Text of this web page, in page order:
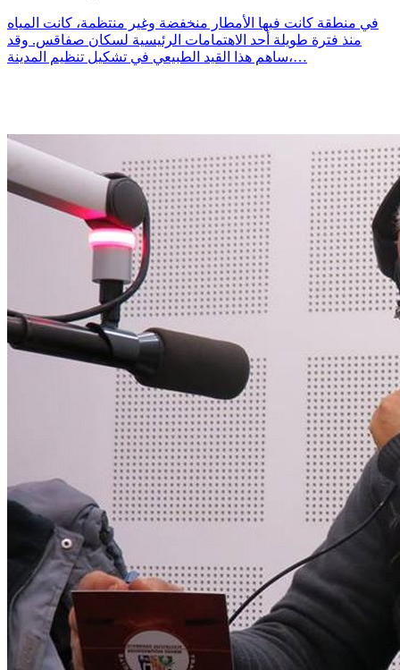
في منطقة كانت فيها الأمطار منخفضة وغير منتظمة، كانت المياه
منذ فترة طويلة أحد الاهتمامات الرئيسية لسكان صفاقس. وقد
ساهم هذا القيد الطبيعي في تشكيل تنظيم المدينة،…